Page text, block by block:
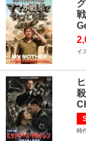
イ
時